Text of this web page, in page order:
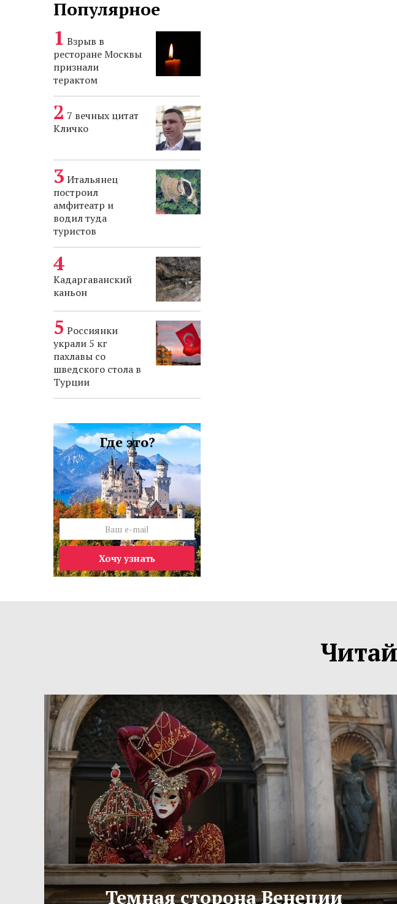
Популярное
Взрыв в
ресторане Москвы
признали
терактом
7 вечных цитат
Кличко
Итальянец
построил
амфитеатр и
водил туда
туристов
Кадаргаванский
каньон
Россиянки
украли 5 кг
пахлавы со
шведского стола в
Турции
Где это?
Хочу узнать
Темная сторона Венеции